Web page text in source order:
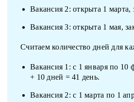
Вакансия 2: открыта 1 марта,
Вакансия 3: открыта 1 мая,
Считаем количество дней для
Вакансия 1: с 1 января по 10
+ 10 дней = 41 день.
Вакансия 2: с 1 марта по 1